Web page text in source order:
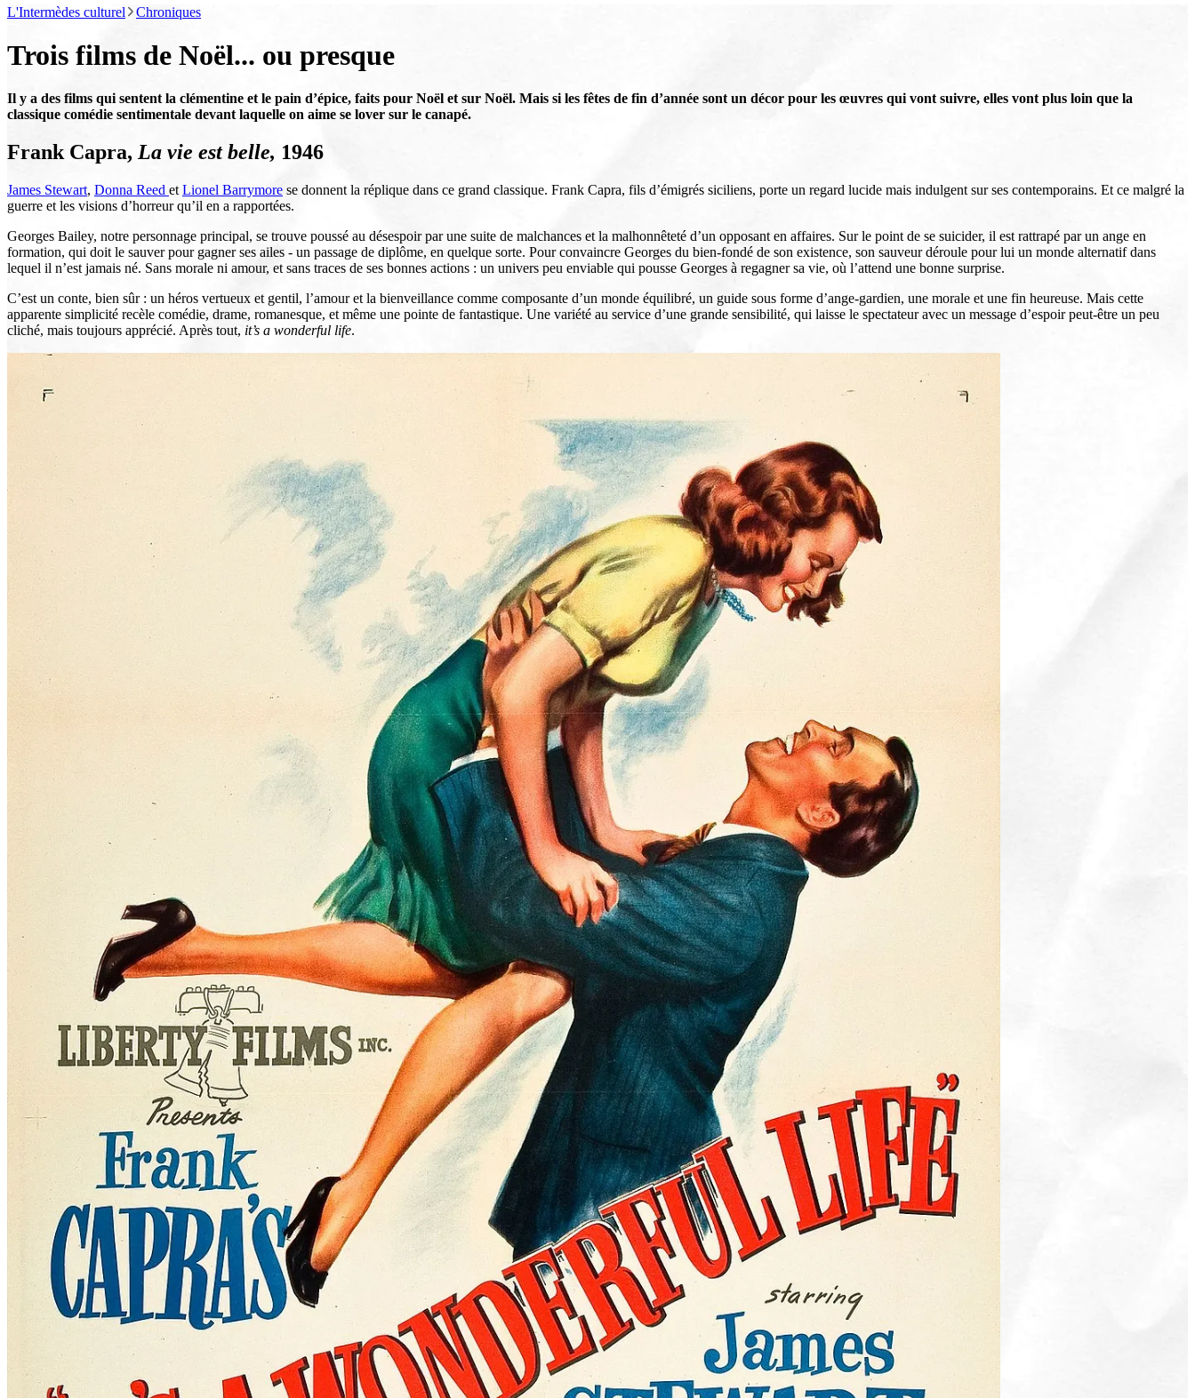
L'Intermèdes culturel Chroniques
Trois films de Noël... ou presque
Il y a des films qui sentent la clémentine et le pain d’épice, faits pour Noël et sur Noël. Mais si les fêtes de fin d’année sont un décor pour les œuvres qui vont suivre, elles vont plus loin que la
classique comédie sentimentale devant laquelle on aime se lover sur le canapé.
Frank Capra,La vie est belle, 1946
James Stewart, Donna Reed et Lionel Barrymore se donnent la réplique dans ce grand classique. Frank Capra, fils d’émigrés siciliens, porte un regard lucide mais indulgent sur ses contemporains. Et ce malgré la
guerre et les visions d’horreur qu’il en a rapportées.
Georges Bailey, notre personnage principal, se trouve poussé au désespoir par une suite de malchances et la malhonnêteté d’un opposant en affaires. Sur le point de se suicider, il est rattrapé par un ange en
formation, qui doit le sauver pour gagner ses ailes - un passage de diplôme, en quelque sorte. Pour convaincre Georges du bien-fondé de son existence, son sauveur déroule pour lui un monde alternatif dans
lequel il n’est jamais né. Sans morale ni amour, et sans traces de ses bonnes actions : un univers peu enviable qui pousse Georges à regagner sa vie, où l’attend une bonne surprise.
C’est un conte, bien sûr : un héros vertueux et gentil, l’amour et la bienveillance comme composante d’un monde équilibré, un guide sous forme d’ange-gardien, une morale et une fin heureuse. Mais cette
apparente simplicité recèle comédie, drame, romanesque, et même une pointe de fantastique. Une variété au service d’une grande sensibilité, qui laisse le spectateur avec un message d’espoir peut-être un peu
cliché, mais toujours apprécié. Après tout, it’s a wonderful life.